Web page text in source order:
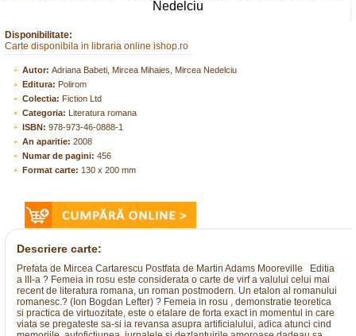
Disponibilitate:
Carte disponibila in libraria online ishop.ro
Autor: Adriana Babeti, Mircea Mihaies, Mircea Nedelciu
Editura: Polirom
Colectia: Fiction Ltd
Categoria: Literatura romana
ISBN: 978-973-46-0888-1
An aparitie: 2008
Numar de pagini: 456
Format carte: 130 x 200 mm
Descriere carte:
Prefata de Mircea Cartarescu Postfata de Martin Adams Mooreville Editia
a III-a ? Femeia in rosu este considerata o carte de virf a valului celui mai
recent de literatura romana, un roman postmodern. Un etalon al romanului
romanesc.? (Ion Bogdan Lefter) ? Femeia in rosu , demonstratie teoretica
si practica de virtuozitate, este o etalare de forta exact in momentul in care
viata se pregateste sa-si ia revansa asupra artificialului, adica atunci cind